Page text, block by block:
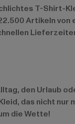
T-Shirt-
Artikeln
den Urlaub
das nicht nur
die Wette!